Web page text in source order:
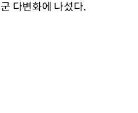
다변화에 나섰다.